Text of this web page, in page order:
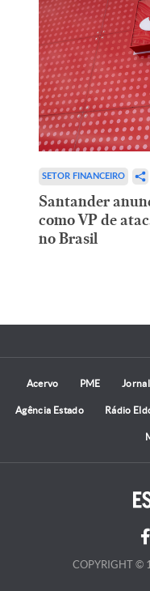
SETOR FINANCEIRO
Santander
como VP de
no Brasil
Acervo PME
Agência Estado Rádio
COPYRIGHT ©